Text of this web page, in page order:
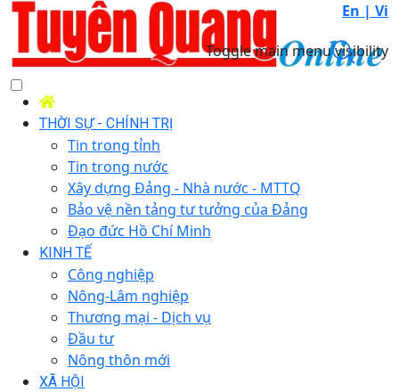
En | Vi
Toggle main menu visibility
THỜI SỰ - CHÍNH TRỊ
Tin trong tỉnh
Tin trong nước
Xây dựng Đảng - Nhà nước - MTTQ
Bảo vệ nền tảng tư tưởng của Đảng
Đạo đức Hồ Chí Minh
KINH TẾ
Công nghiệp
Nông-Lâm nghiệp
Thương mại - Dịch vụ
Đầu tư
Nông thôn mới
XÃ HỘI